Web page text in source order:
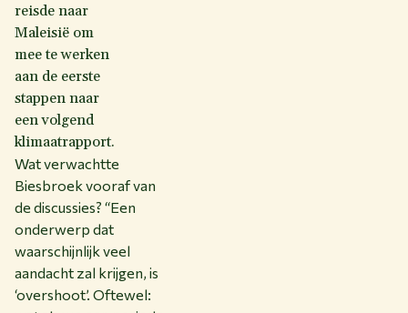
reisde naar
Maleisië om
mee te werken
aan de eerste
stappen naar
een volgend
klimaatrapport.
Wat verwachtte
Biesbroek vooraf van
de discussies? “Een
onderwerp dat
waarschijnlijk veel
aandacht zal krijgen, is
‘overshoot’. Oftewel: